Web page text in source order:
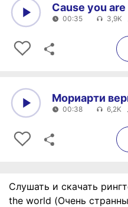
Сause you
00:35 3,9K
Мориарти
00:38 6,2K
Слушать и скачать
the world (Очень